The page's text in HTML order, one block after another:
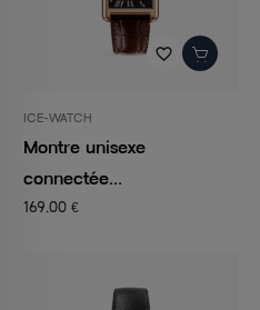
favorite_border
ICE-WATCH
Montre unisexe
connectée...
169,00 €